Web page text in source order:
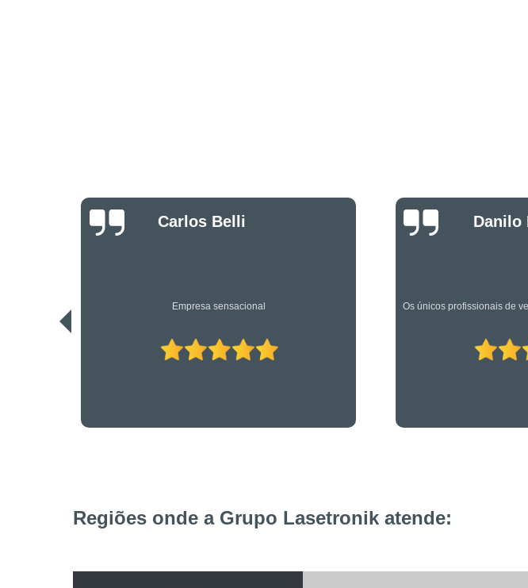
Instalação
Danilo Bassi
Os únicos profissionais de verdade nesta área. Recomendo. Os caras são bons
Regiões onde a Grupo Lasetronik atende: